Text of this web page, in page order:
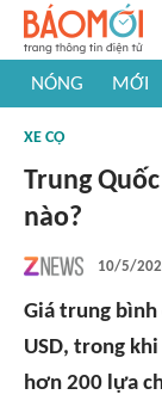
NÓNG MỚI
#Khám phá thế giới
XE CỘ
Trung
nào?
10/5/
Giá trung
USD, trong
hơn 200 lựa